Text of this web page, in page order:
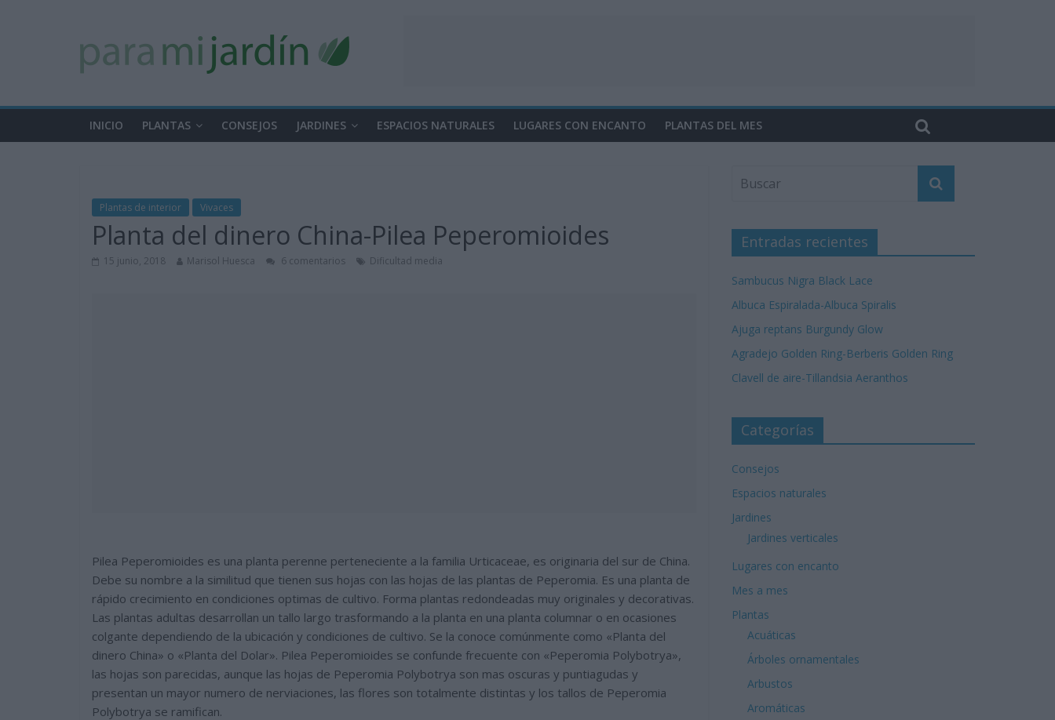
INICIO PLANTAS CONSEJOS JARDINES ESPACIOS NATURALES LUGARES CON ENCANTO PLANTAS DEL MES
Plantas de interior Vivaces
Planta del dinero China-Pilea Peperomioides
15 junio, 2018 Marisol Huesca 6 comentarios Dificultad media
Pilea Peperomioides es una planta perenne perteneciente a la familia Urticaceae, es originaria del sur de China.
Debe su nombre a la similitud que tienen sus hojas con las hojas de las plantas de Peperomia. Es una planta de
rápido crecimiento en condiciones optimas de cultivo. Forma plantas redondeadas muy originales y decorativas.
Las plantas adultas desarrollan un tallo largo trasformando a la planta en una planta columnar o en ocasiones
colgante dependiendo de la ubicación y condiciones de cultivo. Se la conoce comúnmente como «Planta del
dinero China» o «Planta del Dolar». Pilea Peperomioides se confunde frecuente con «Peperomia Polybotrya»,
las hojas son parecidas, aunque las hojas de Peperomia Polybotrya son mas oscuras y puntiagudas y
presentan un mayor numero de nerviaciones, las flores son totalmente distintas y los tallos de Peperomia
Polybotrya se ramifican.
Entradas recientes
Sambucus Nigra Black Lace
Albuca Espiralada-Albuca Spiralis
Ajuga reptans Burgundy Glow
Agradejo Golden Ring-Berberis Golden Ring
Clavell de aire-Tillandsia Aeranthos
Categorías
Consejos
Espacios naturales
Jardines
Jardines verticales
Lugares con encanto
Mes a mes
Plantas
Acuáticas
Árboles ornamentales
Arbustos
Aromáticas